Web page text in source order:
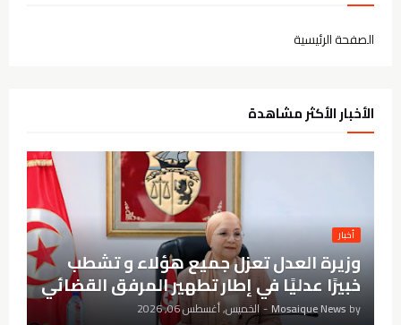
الصفحة الرئيسية
الأخبار الأكثر مشاهدة
أخبار
وزيرة العدل تعزل جميع هؤلاء و تشطب
خبيرًا عدليًا في إطار تطهير المرفق القضائي
by
Mosaique News
- الخميس, أغسطس 06, 2026